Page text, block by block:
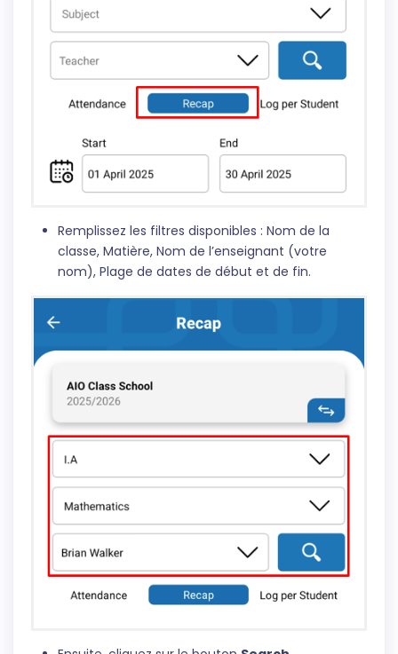
Remplissez les filtres disponibles : Nom de la
classe, Matière, Nom de l’enseignant (votre
nom), Plage de dates de début et de fin.